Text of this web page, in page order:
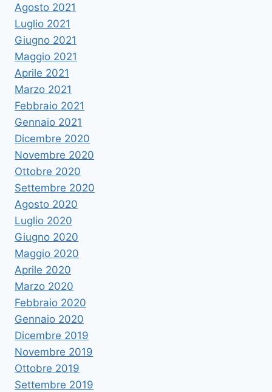
Agosto 2021
Luglio 2021
Giugno 2021
Maggio 2021
Aprile 2021
Marzo 2021
Febbraio 2021
Gennaio 2021
Dicembre 2020
Novembre 2020
Ottobre 2020
Settembre 2020
Agosto 2020
Luglio 2020
Giugno 2020
Maggio 2020
Aprile 2020
Marzo 2020
Febbraio 2020
Gennaio 2020
Dicembre 2019
Novembre 2019
Ottobre 2019
Settembre 2019